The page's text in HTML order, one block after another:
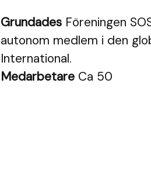
Grundades Föreningen
autonom medlem i den
International.
Medarbetare Ca 50